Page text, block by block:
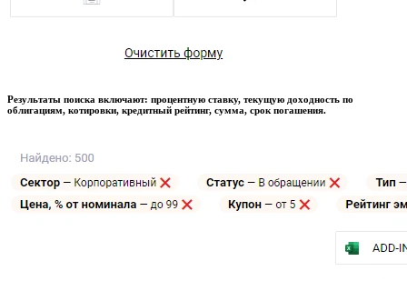
Результаты поиска включают: процентную ставку, текущую доходность по